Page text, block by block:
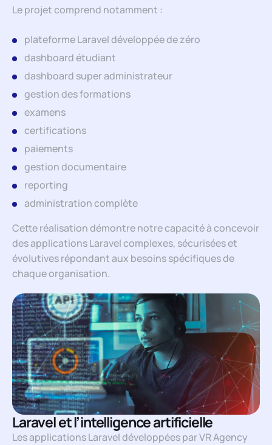
Le projet comprend notamment :
plateforme Laravel développée de zéro
dashboard étudiant
dashboard super administrateur
gestion des formations
examens
certifications
paiements
gestion documentaire
reporting
administration complète
Cette réalisation démontre notre capacité à concevoir
des applications Laravel complexes, sécurisées et
évolutives répondant aux besoins spécifiques de
chaque organisation.
Laravel et l’intelligence artificielle
Les applications Laravel développées par VR Agency